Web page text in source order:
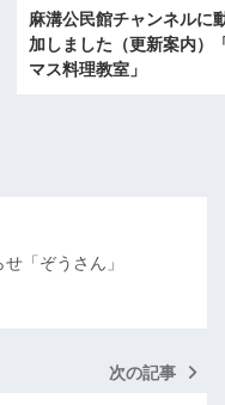
麻溝公民館チャンネルに
加しました（更新案内）
マス料理教室」
「ぞうさん」
次の記事